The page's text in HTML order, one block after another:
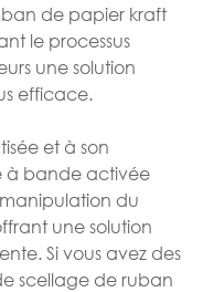
de papier kraft
le processus
une solution
efficace.
et à son
à bande activée
du
une solution
Si vous avez des
scellage de ruban